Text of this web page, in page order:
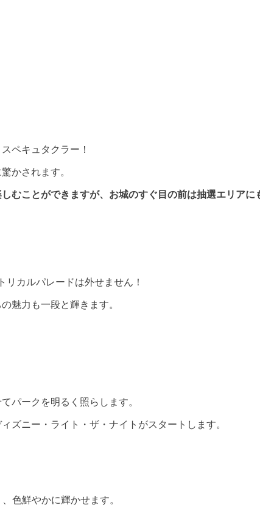
ペキュタクラー！
かされます。
むことができますが、お城のすぐ目の前は抽選エリアに
カルパレードは外せません！
魅力も一段と輝きます。
パークを明るく照らします。
ズニー・ライト・ザ・ナイトがスタートします。
色鮮やかに輝かせます。